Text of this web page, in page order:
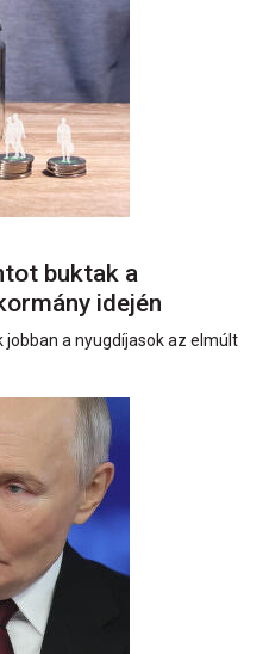
buktak a
idején
a nyugdíjasok az elmúlt